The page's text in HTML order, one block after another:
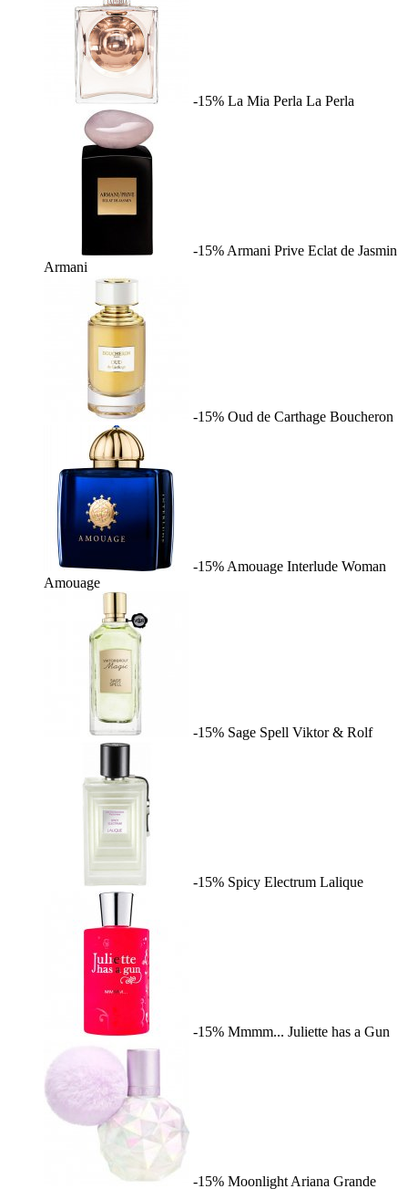
-15% La Mia Perla La Perla
-15% Armani Prive Eclat de Jasmin
Armani
-15% Oud de Carthage Boucheron
-15% Amouage Interlude Woman
Amouage
-15% Sage Spell Viktor & Rolf
-15% Spicy Electrum Lalique
-15% Mmmm... Juliette has a Gun
-15% Moonlight Ariana Grande